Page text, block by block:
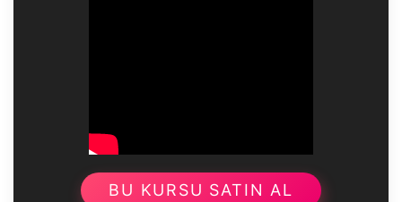
BU KURSU SATIN AL